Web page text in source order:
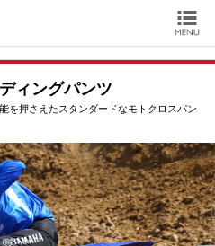
ィングパンツ
を押さえたスタンダードなモトクロスパン